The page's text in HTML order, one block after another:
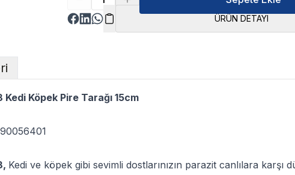
ÜRÜN DETAYI
Köpek Pire Tarağı 15cm
Kedi ve köpek gibi sevimli dostlarınızın parazit canlılara